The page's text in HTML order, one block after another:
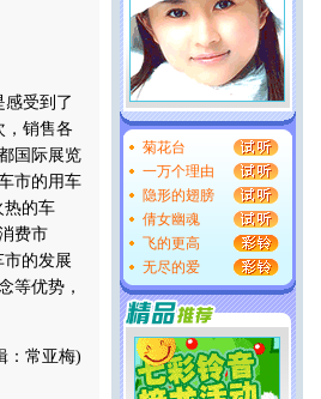
受到了
，销售各
国际展览
市的用车
热的车
费市
的发展
等优势，
：常亚梅)
菊花台
一万个理由
隐形的翅膀
倩女幽魂
飞的更高
无尽的爱